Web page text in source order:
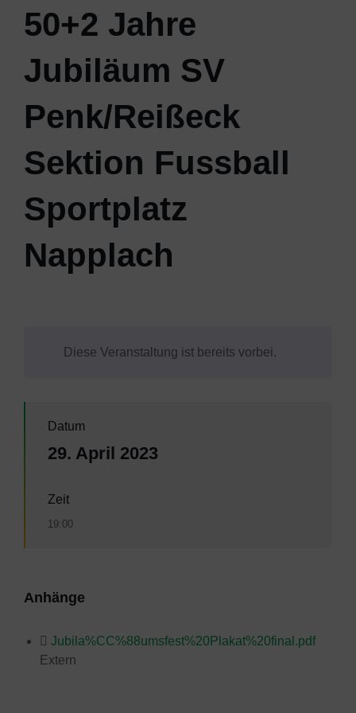
50+2 Jahre
Jubiläum SV
Penk/Reißeck
Sektion Fussball
Sportplatz
Napplach
Diese Veranstaltung ist bereits vorbei.
Datum
29. April 2023
Zeit
19:00
Anhänge
Jubila%CC%88umsfest%20Plakat%20final.pdf
Extern